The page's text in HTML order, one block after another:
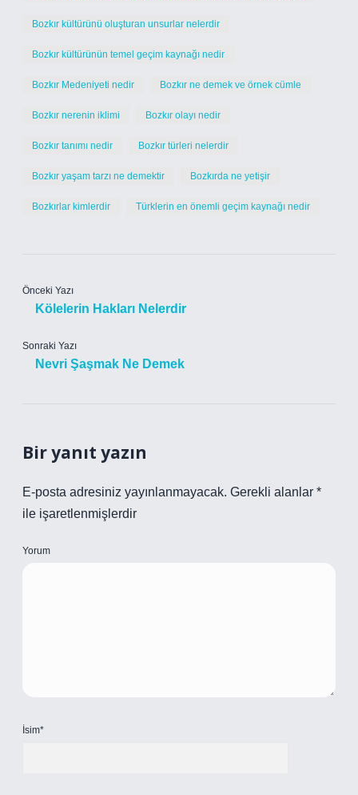
Bozkır kültürünü oluşturan unsurlar nelerdir
Bozkır kültürünün temel geçim kaynağı nedir
Bozkır Medeniyeti nedir Bozkır ne demek ve örnek cümle
Bozkır nerenin iklimi Bozkır olayı nedir
Bozkır tanımı nedir Bozkır türleri nelerdir
Bozkır yaşam tarzı ne demektir Bozkırda ne yetişir
Bozkırlar kimlerdir Türklerin en önemli geçim kaynağı nedir
Önceki Yazı
Kölelerin Hakları Nelerdir
Sonraki Yazı
Nevri Şaşmak Ne Demek
Bir yanıt yazın
E-posta adresiniz yayınlanmayacak. Gerekli alanlar *
ile işaretlenmişlerdir
Yorum
İsim*